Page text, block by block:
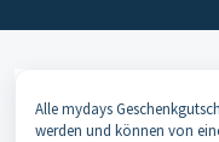
Alle mydays
werden und können von